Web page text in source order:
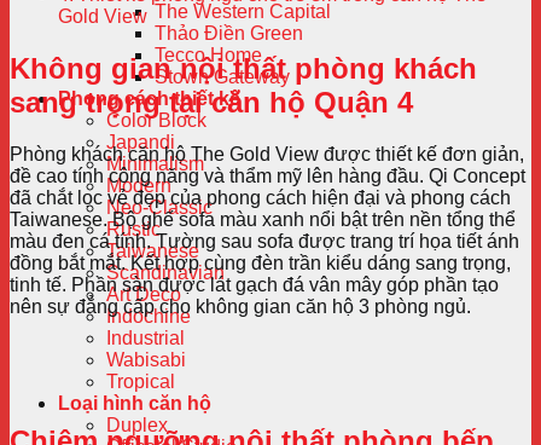
The Western Capital
Thảo Điền Green
Tecco Home
Stown Gateway
Phong cách thiết kế
Color Block
Japandi
Minimalism
Modern
Neo-Classic
Rustic
Taiwanese
Scandinavian
Art Deco
Indochine
Industrial
Wabisabi
Tropical
Loại hình căn hộ
Duplex
Gold View
Không gian nội thất phòng khách
sang trọng tại căn hộ Quận 4
Phòng khách căn hộ The Gold View được thiết kế đơn giản,
đề cao tính công năng và thẩm mỹ lên hàng đầu. Qi Concept
đã chắt lọc vẻ đẹp của phong cách hiện đại và phong cách
Taiwanese. Bộ ghế sofa màu xanh nổi bật trên nền tổng thể
màu đen cá tính. Tường sau sofa được trang trí họa tiết ánh
đồng bắt mắt. Kết hợp cùng đèn trần kiểu dáng sang trọng,
tinh tế. Phần sàn được lát gạch đá vân mây góp phần tạo
nên sự đẳng cấp cho không gian căn hộ 3 phòng ngủ.